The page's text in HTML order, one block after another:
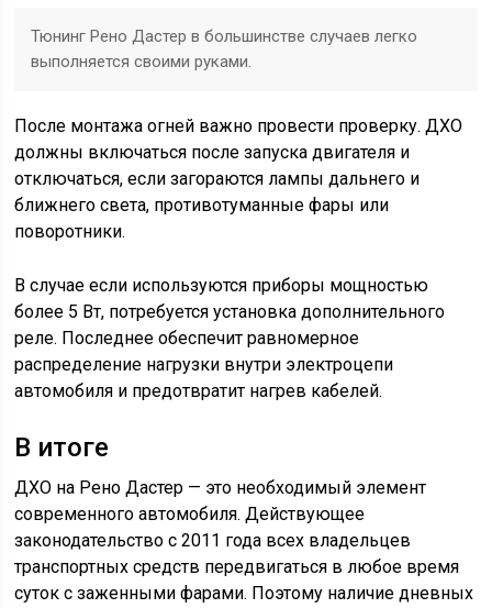
Тюнинг Рено Дастер в большинстве случаев легко
выполняется своими руками.
После монтажа огней важно провести проверку. ДХО
должны включаться после запуска двигателя и
отключаться, если загораются лампы дальнего и
ближнего света, противотуманные фары или
поворотники.
В случае если используются приборы мощностью
более 5 Вт, потребуется установка дополнительного
реле. Последнее обеспечит равномерное
распределение нагрузки внутри электроцепи
автомобиля и предотвратит нагрев кабелей.
В итоге
ДХО на Рено Дастер — это необходимый элемент
современного автомобиля. Действующее
законодательство с 2011 года всех владельцев
транспортных средств передвигаться в любое время
суток с заженными фарами. Поэтому наличие дневных